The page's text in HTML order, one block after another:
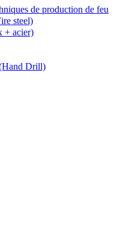
de production de feu
steel)
+ acier)
Drill)